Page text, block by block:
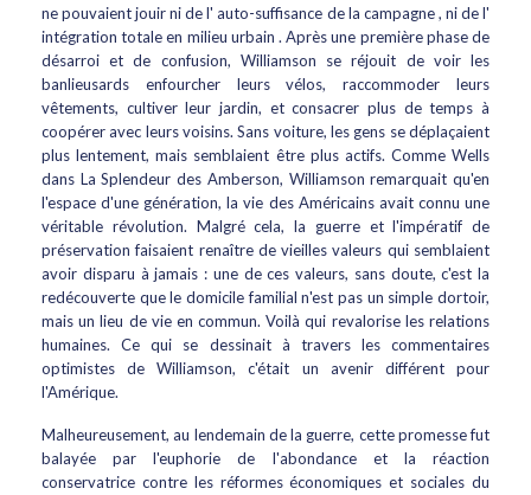
ne pouvaient jouir ni de l' auto-suffisance de la campagne , ni de l'
intégration totale en milieu urbain . Après une première phase de
désarroi et de confusion, Williamson se réjouit de voir les
banlieusards enfourcher leurs vélos, raccommoder leurs
vêtements, cultiver leur jardin, et consacrer plus de temps à
coopérer avec leurs voisins. Sans voiture, les gens se déplaçaient
plus lentement, mais semblaient être plus actifs. Comme Wells
dans La Splendeur des Amberson, Williamson remarquait qu'en
l'espace d'une génération, la vie des Américains avait connu une
véritable révolution. Malgré cela, la guerre et l'impératif de
préservation faisaient renaître de vieilles valeurs qui semblaient
avoir disparu à jamais : une de ces valeurs, sans doute, c'est la
redécouverte que le domicile familial n'est pas un simple dortoir,
mais un lieu de vie en commun. Voilà qui revalorise les relations
humaines. Ce qui se dessinait à travers les commentaires
optimistes de Williamson, c'était un avenir différent pour
l'Amérique.
Malheureusement, au lendemain de la guerre, cette promesse fut
balayée par l'euphorie de l'abondance et la réaction
conservatrice contre les réformes économiques et sociales du